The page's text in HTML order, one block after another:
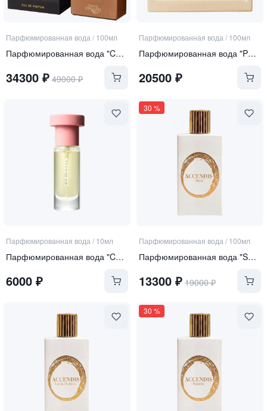
Парфюмированная вода / 100мл
Парфюмированная вода "Cuir Tabac"
34300 ₽ 49000₽
Парфюмированная вода / 100мл
Парфюмированная вода "Perle Rare"
20500₽
Парфюмированная вода / 10мл
Парфюмированная вода "Curiosity"
6000 ₽
30 %
Парфюмированная вода / 100мл
Парфюмированная вода "SERA"
13300₽ 19000₽
30 %